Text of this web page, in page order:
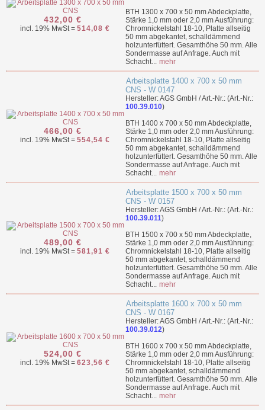
432,00 €
incl. 19% MwSt = 514,08 €
BTH 1300 x 700 x 50 mm Abdeckplatte,
Stärke 1,0 mm oder 2,0 mm Ausführung:
Chromnickelstahl 18-10, Platte allseitig
50 mm abgekantet, schalldämmend
holzunterfüttert. Gesamthöhe 50 mm. Alle
Sondermasse auf Anfrage. Auch mit
Schacht... mehr
466,00 €
incl. 19% MwSt = 554,54 €
Arbeitsplatte 1400 x 700 x 50 mm
CNS - W 0147
Hersteller: AGS GmbH / Art.-Nr.: (Art.-Nr.:
100.39.010)
BTH 1400 x 700 x 50 mm Abdeckplatte,
Stärke 1,0 mm oder 2,0 mm Ausführung:
Chromnickelstahl 18-10, Platte allseitig
50 mm abgekantet, schalldämmend
holzunterfüttert. Gesamthöhe 50 mm. Alle
Sondermasse auf Anfrage. Auch mit
Schacht... mehr
489,00 €
incl. 19% MwSt = 581,91 €
Arbeitsplatte 1500 x 700 x 50 mm
CNS - W 0157
Hersteller: AGS GmbH / Art.-Nr.: (Art.-Nr.:
100.39.011)
BTH 1500 x 700 x 50 mm Abdeckplatte,
Stärke 1,0 mm oder 2,0 mm Ausführung:
Chromnickelstahl 18-10, Platte allseitig
50 mm abgekantet, schalldämmend
holzunterfüttert. Gesamthöhe 50 mm. Alle
Sondermasse auf Anfrage. Auch mit
Schacht... mehr
524,00 €
incl. 19% MwSt = 623,56 €
Arbeitsplatte 1600 x 700 x 50 mm
CNS - W 0167
Hersteller: AGS GmbH / Art.-Nr.: (Art.-Nr.:
100.39.012)
BTH 1600 x 700 x 50 mm Abdeckplatte,
Stärke 1,0 mm oder 2,0 mm Ausführung:
Chromnickelstahl 18-10, Platte allseitig
50 mm abgekantet, schalldämmend
holzunterfüttert. Gesamthöhe 50 mm. Alle
Sondermasse auf Anfrage. Auch mit
Schacht... mehr